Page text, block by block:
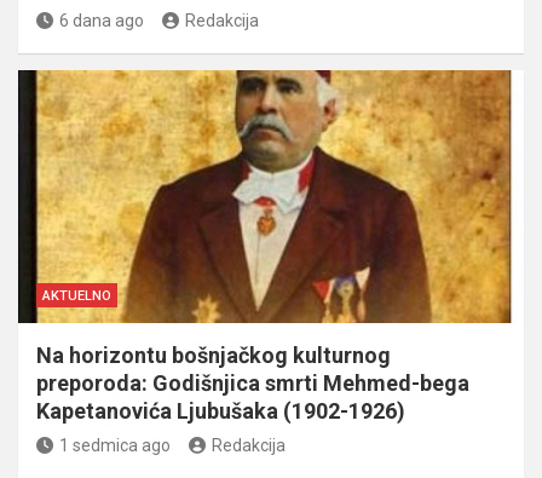
6 dana ago Redakcija
AKTUELNO
Na horizontu bošnjačkog kulturnog
preporoda: Godišnjica smrti Mehmed-bega
Kapetanovića Ljubušaka (1902-1926)
1 sedmica ago Redakcija